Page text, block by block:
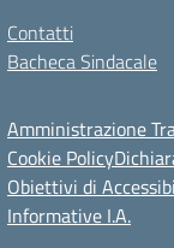
Contatti
Bacheca Sindacale
Amministrazione
Cookie Policy
Obiettivi di
Informative I.A.